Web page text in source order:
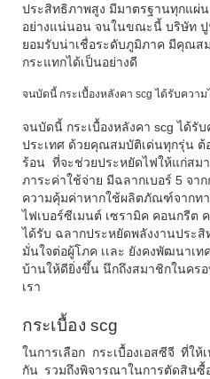
ประสิทธิภาพสูง มีมาตรฐานทุกแผ่
อย่างแน่นอน จนในขณะนี้ บริษัท ปู
ยอมรับน่าเชื่อระดับภูมิภาค มีคุณส
กระแทกได้เป็นอย่างดี
จนบัดนี้ กระเบื้องหลังคา scg ได้รับควา
จนบัดนี้ กระเบื้องหลังคา scgได้รับ
ประเทศ ด้วยคุณสมบัติเด่นทุกรุ่น ต้
ร้อน ที่จะช่วยประหยัดไฟให้แก่สม
ภาระค่าใช้จ่าย มีฉลากเบอร์ 5 จา
ความคุ้มค่าหากใช้ผลิตภัณฑ์จากทา
ไฟเบอร์ซีเมนต์ เซรามิค คอนกรีต
ได้รับ ฉลากประหยัดพลังงานประสิ
มั่นใจต่อผู้โภค เเละ ยังคงพัฒนาเ
บ้านให้ดียิ่งขึ้น นึกถึงสมาชิกในคร
เรา
กระเบื้อง scg
ในการเลือก กระเบื้องเอสซีจี ที่ใ
กัน รวมถึงพิจารณาในการตัดสินซื้